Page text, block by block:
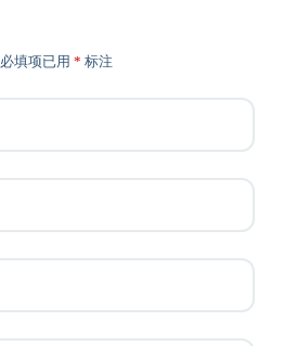
必填项已用 * 标注